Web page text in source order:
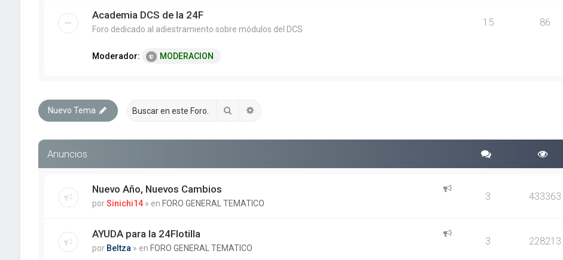
Academia DCS de la 24F
Foro dedicado al adiestramiento sobre módulos del DCS
Moderador: MODERACION
15 86
Nuevo Tema Buscar
Anuncios
Nuevo Año, Nuevos Cambios
porSinichi14 » en FORO GENERAL TEMATICO
3 433363
AYUDA para la 24Flotilla
por Beltza » en FORO GENERAL TEMATICO
3 228213